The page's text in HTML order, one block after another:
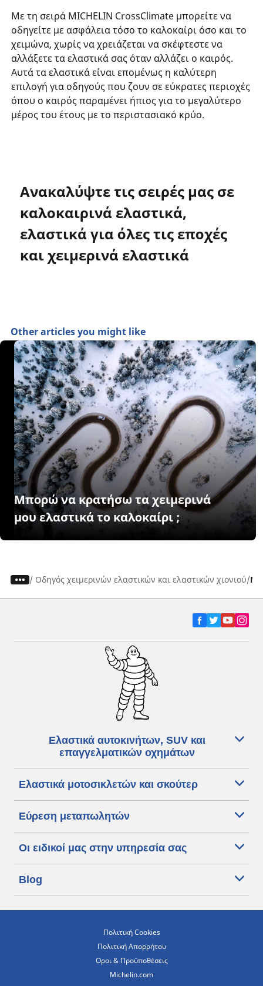
Με τη σειρά MICHELIN CrossClimate μπορείτε να
οδηγείτε με ασφάλεια τόσο το καλοκαίρι όσο και το
χειμώνα, χωρίς να χρειάζεται να σκέφτεστε να
αλλάξετε τα ελαστικά σας όταν αλλάζει ο καιρός.
Αυτά τα ελαστικά είναι επομένως η καλύτερη
επιλογή για οδηγούς που ζουν σε εύκρατες περιοχές
όπου ο καιρός παραμένει ήπιος για το μεγαλύτερο
μέρος του έτους με το περιστασιακό κρύο.
Ανακαλύψτε τις σειρές μας σε
καλοκαιρινά ελαστικά,
ελαστικά για όλες τις εποχές
και χειμερινά ελαστικά
Other articles you might like
Μπορώ να κρατήσω τα χειμερινά
μου ελαστικά το καλοκαίρι ;
/ Οδηγός χειμερινών ελαστικών και ελαστικών χιονιού
Ελαστικά αυτοκινήτων, SUV και
επαγγελματικών οχημάτων
Ελαστικά μοτοσικλετών και σκούτερ
Εύρεση μεταπωλητών
Οι ειδικοί μας στην υπηρεσία σας
Blog
Πολιτική Cookies
Πολιτική Απορρήτου
Οροι & Προϋποθέσεις
Michelin.com